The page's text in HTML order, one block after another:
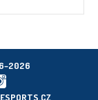
ESPORTS.CZ